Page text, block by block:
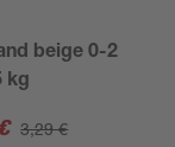
beige 0-2
kg
€ 3,29 €